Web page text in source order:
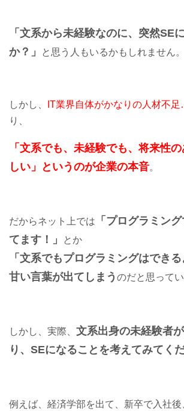
「文系から未経験なのに、突然SE
か？」
と思う人もいるかもしれません。
しかし、 IT業界自体がかなりの人材不
り、
「文系でも、未経験でも、将来性
しい」というのが企業の本音。
だからネット上では
「プログラミン
てます！」
とか
「文系でもプログラミングはでき
甘い言葉が出てしまう のだと思ってい
しかし、実際、 文系出身の未経験者
り、SEになることを考えてみてく
例えば、経済学部を出て、新卒で入社後